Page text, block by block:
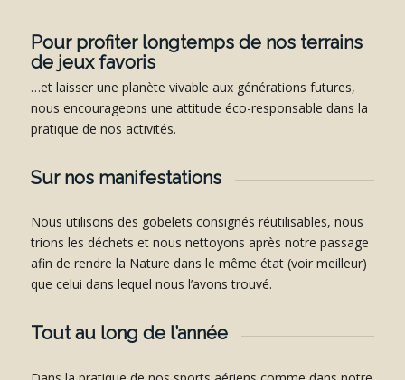
Pour profiter longtemps de nos terrains
de jeux favoris
…et laisser une planète vivable aux générations futures,
nous encourageons une attitude éco-responsable dans la
pratique de nos activités.
Sur nos manifestations
Nous utilisons des gobelets consignés réutilisables, nous
trions les déchets et nous nettoyons après notre passage
afin de rendre la Nature dans le même état (voir meilleur)
que celui dans lequel nous l’avons trouvé.
Tout au long de l’année